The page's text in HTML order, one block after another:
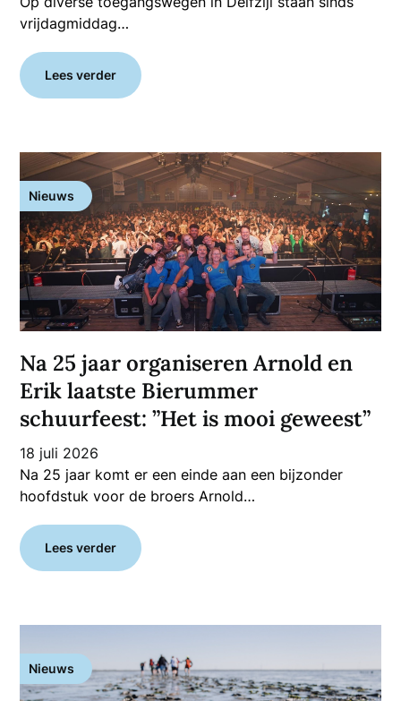
vrijdagmiddag…
Lees verder
Nieuws
Na 25 jaar organiseren Arnold en
Erik laatste Bierummer
schuurfeest: ”Het is mooi geweest”
18 juli 2026
Na 25 jaar komt er een einde aan een bijzonder
hoofdstuk voor de broers Arnold…
Lees verder
Nieuws